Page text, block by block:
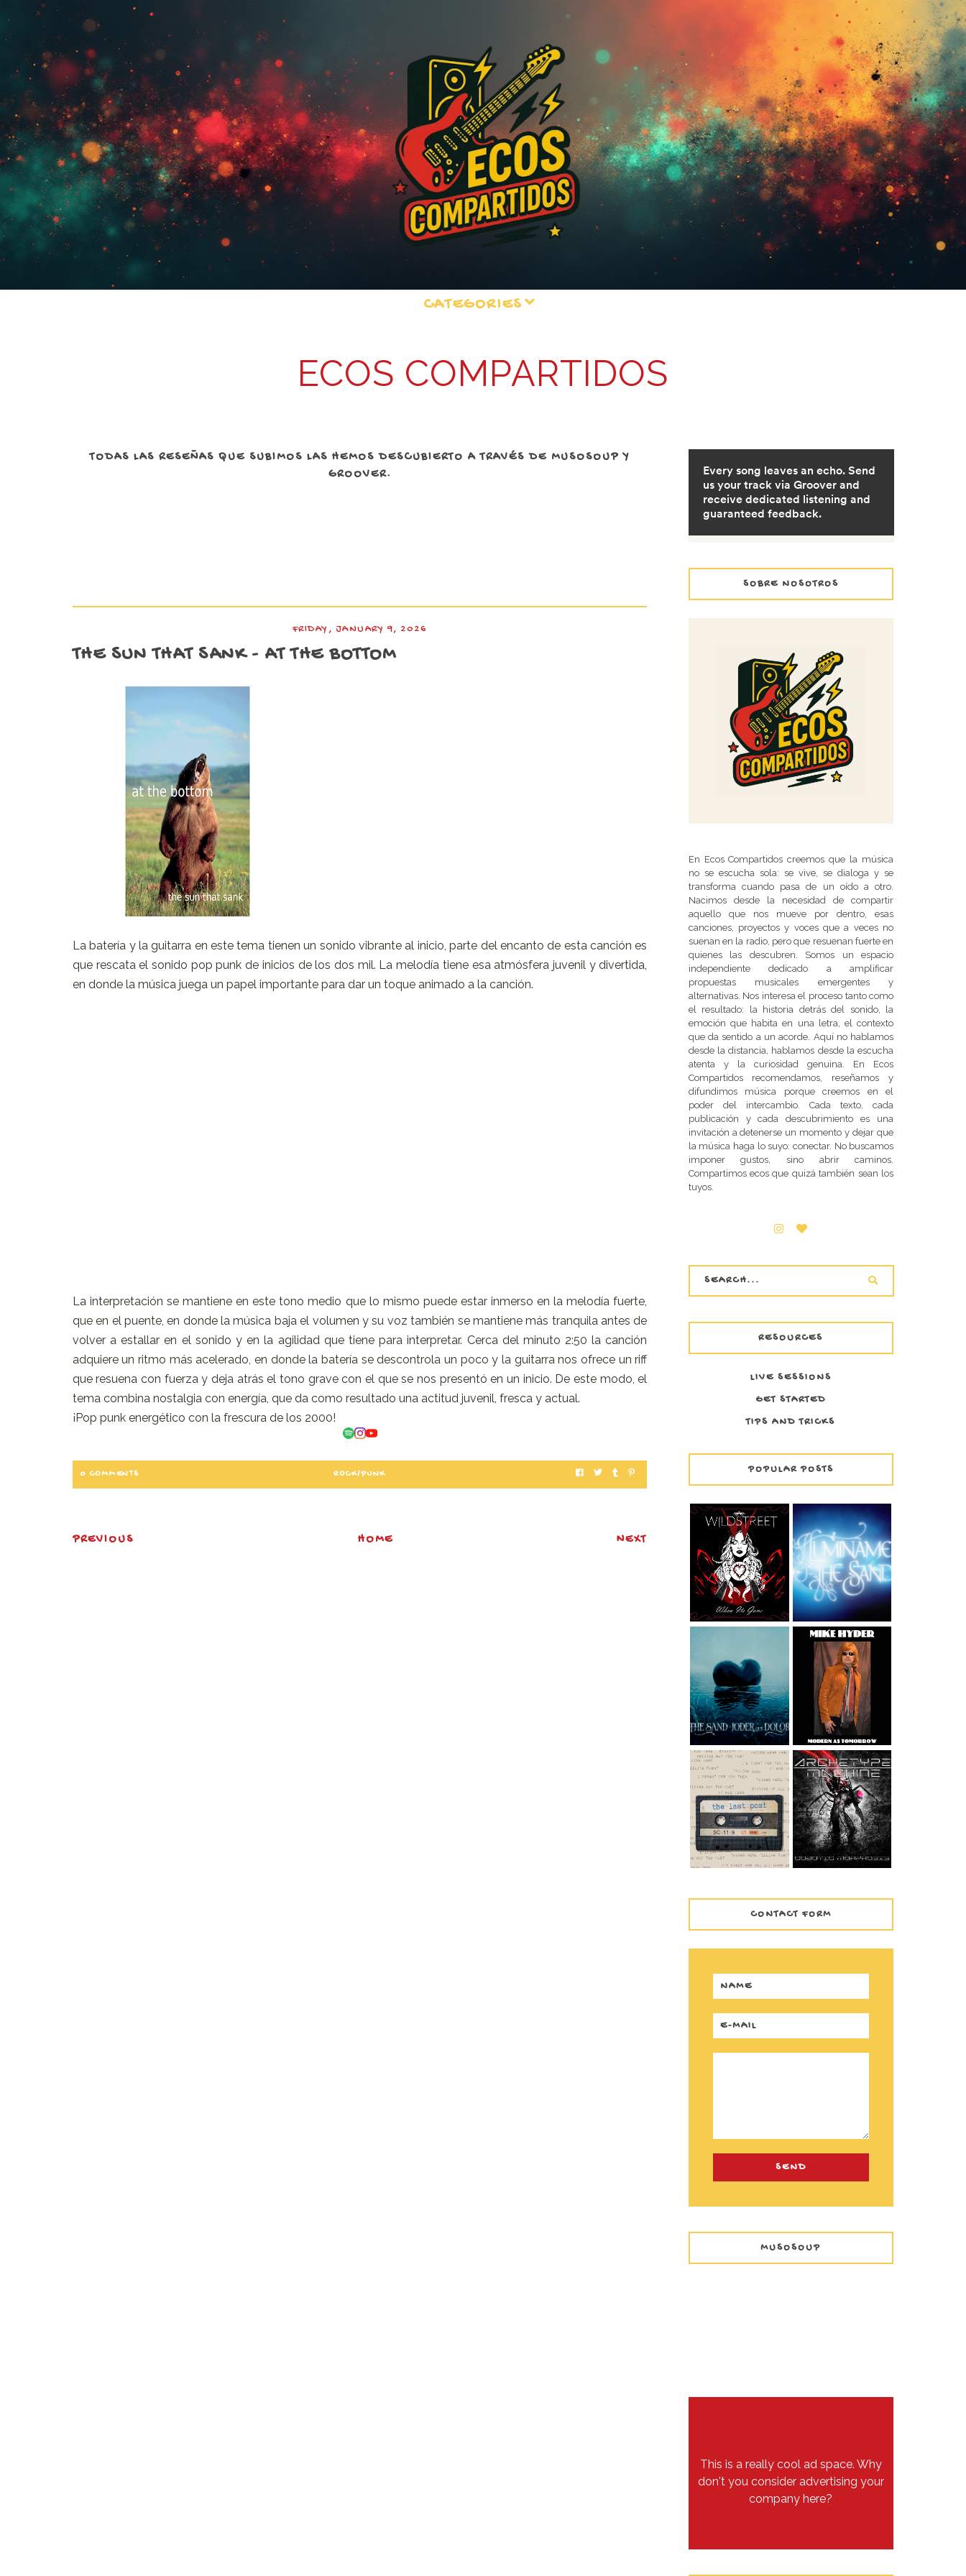
CATEGORIES
ECOS COMPARTIDOS
TODAS LAS RESEÑAS QUE SUBIMOS LAS HEMOS DESCUBIERTO A TRAVÉS DE MUSOSOUP Y
GROOVER.
FRIDAY, JANUARY 9, 2026
THE SUN THAT SANK - AT THE BOTTOM
La batería y la guitarra en este tema tienen un sonido vibrante al inicio, parte del encanto de esta canción es
que rescata el sonido pop punk de inicios de los dos mil. La melodía tiene esa atmósfera juvenil y divertida,
en donde la música juega un papel importante para dar un toque animado a la canción.
La interpretación se mantiene en este tono medio que lo mismo puede estar inmerso en la melodía fuerte,
que en el puente, en donde la música baja el volumen y su voz también se mantiene más tranquila antes de
volver a estallar en el sonido y en la agilidad que tiene para interpretar. Cerca del minuto 2:50 la canción
adquiere un ritmo más acelerado, en donde la batería se descontrola un poco y la guitarra nos ofrece un riff
que resuena con fuerza y deja atrás el tono grave con el que se nos presentó en un inicio. De este modo, el
tema combina nostalgia con energía, que da como resultado una actitud juvenil, fresca y actual.
¡Pop punk energético con la frescura de los 2000!
0 COMMENTS ROCK/PUNK
PREVIOUS HOME NEXT
SOBRE NOSOTROS
En Ecos Compartidos creemos que la música
no se escucha sola: se vive, se dialoga y se
transforma cuando pasa de un oído a otro.
Nacimos desde la necesidad de compartir
aquello que nos mueve por dentro, esas
canciones, proyectos y voces que a veces no
suenan en la radio, pero que resuenan fuerte en
quienes las descubren. Somos un espacio
independiente dedicado a amplificar
propuestas musicales emergentes y
alternativas. Nos interesa el proceso tanto como
el resultado: la historia detrás del sonido, la
emoción que habita en una letra, el contexto
que da sentido a un acorde. Aquí no hablamos
desde la distancia, hablamos desde la escucha
atenta y la curiosidad genuina. En Ecos
Compartidos recomendamos, reseñamos y
difundimos música porque creemos en el
poder del intercambio. Cada texto, cada
publicación y cada descubrimiento es una
invitación a detenerse un momento y dejar que
la música haga lo suyo: conectar. No buscamos
imponer gustos, sino abrir caminos.
Compartimos ecos que quizá también sean los
tuyos.
RESOURCES
LIVE SESSIONS
GET STARTED
TIPS AND TRICKS
POPULAR POSTS
WILDSTREET -
WHEN IT'S GONE
THE SAND -
ILUMÍNAME
THE SAND -
JODER QUÉ
DOLOR
MIKE HYDER -
GOOD FEELING
FROM THE ALBUM
MODERN AS
TOMORROW
WIDESCREEN
VERSION
THE LAST POST –
1999
ARCHETYPE
MACHINE -
COBOTIC
MORPHOSIS
CONTACT FORM
MUSOSOUP
This is a really cool ad space. Why
don't you consider advertising your
company here?